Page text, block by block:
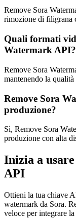
Remove Sora
rimozione di filigrana
Quali formati
Watermark API?
Remove Sora
mantenendo la
Remove Sora
produzione?
Sì, Remove Sora
produzione con alta
Inizia a
API
Ottieni la tua chiave
watermark da Sora.
veloce per integrare